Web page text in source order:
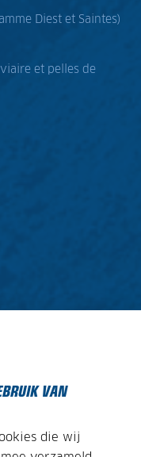
VAN
die wij
Diest et Saintes)
et pelles de